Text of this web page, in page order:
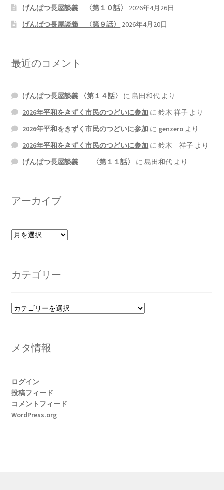
げんぱつ長屋談義 〈第１０話〉
2026年4月26日
げんぱつ長屋談義 〈第９話〉
2026年4月20日
最近のコメント
げんぱつ長屋談義 〈第１４話〉 に島田和代 より
2026年平和をきずく市民のつどいに参加 に鈴木 祥子 より
2026年平和をきずく市民のつどいに参加 に genzero より
2026年平和をきずく市民のつどいに参加 に鈴木 祥子 より
げんぱつ長屋談義 〈第１１話〉
に島田和代 より
アーカイブ
ア
ブ
カテゴリー
カ
ー
メタ情報
ログイン
投稿フィード
コメントフィード
WordPress.org